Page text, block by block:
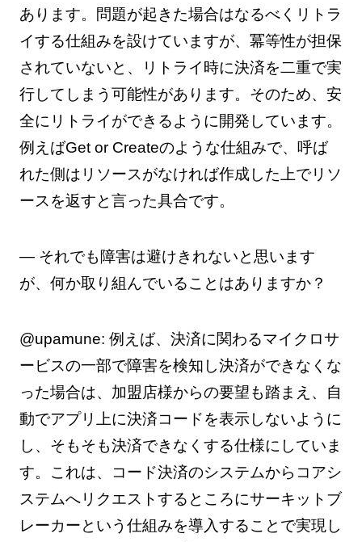
あります。問題が起きた場合はなるべくリトラ
イする仕組みを設けていますが、冪等性が担保
されていないと、リトライ時に決済を二重で実
行してしまう可能性があります。そのため、安
全にリトライができるように開発しています。
例えばGet or Createのような仕組みで、呼ば
れた側はリソースがなければ作成した上でリソ
ースを返すと言った具合です。
— それでも障害は避けきれないと思います
が、何か取り組んでいることはありますか？
@upamune: 例えば、決済に関わるマイクロサ
ービスの一部で障害を検知し決済ができなくな
った場合は、加盟店様からの要望も踏まえ、自
動でアプリ上に決済コードを表示しないように
し、そもそも決済できなくする仕様にしていま
す。これは、コード決済のシステムからコアシ
ステムへリクエストするところにサーキットブ
レーカーという仕組みを導入することで実現し